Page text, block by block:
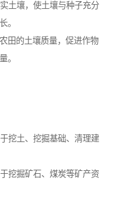
土壤，使土壤与种子充分
。
田的土壤质量，促进作物
。
挖土、挖掘基础、清理建
挖掘矿石、煤炭等矿产资